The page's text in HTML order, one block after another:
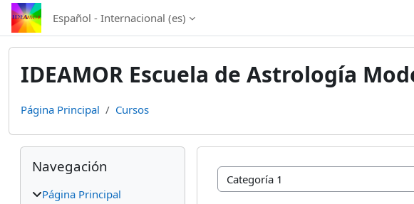
Salta al contenido principal
Español - Internacional ‎(es)‎
IDEAMOR Escuela de Astrología
Página Principal Cursos
Categorías
Bloques
Salta Navegación
Navegación
Página Principal